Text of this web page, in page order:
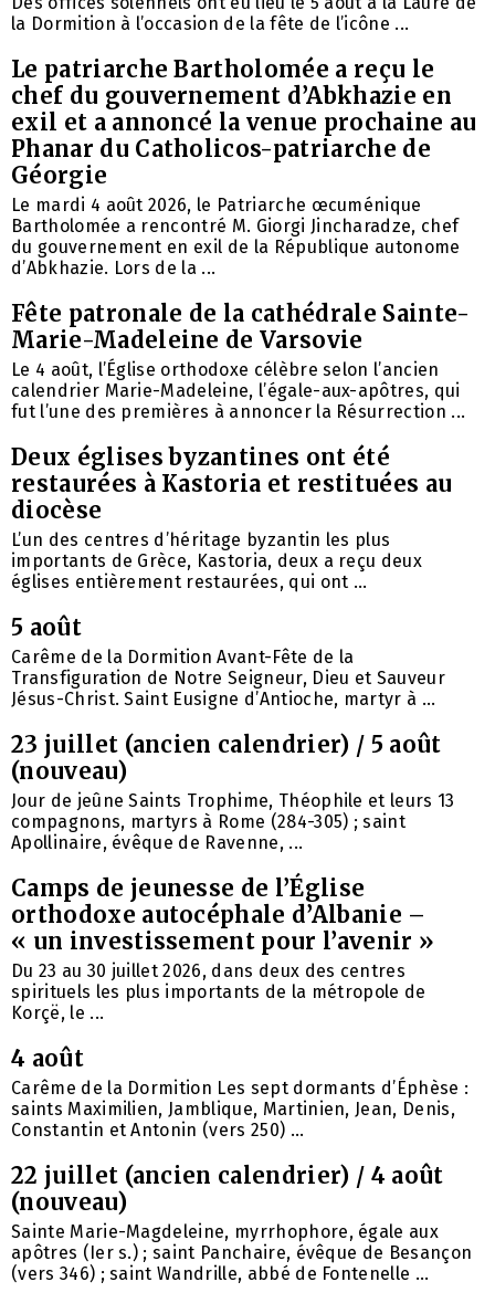
la Dormition à l’occasion de la fête de l’icône ...
Le patriarche Bartholomée a reçu le
chef du gouvernement d’Abkhazie en
exil et a annoncé la venue prochaine au
Phanar du Catholicos-patriarche de
Géorgie
Le mardi 4 août 2026, le Patriarche œcuménique
Bartholomée a rencontré M. Giorgi Jincharadze, chef
du gouvernement en exil de la République autonome
d’Abkhazie. Lors de la ...
Fête patronale de la cathédrale Sainte-
Marie-Madeleine de Varsovie
Le 4 août, l’Église orthodoxe célèbre selon l’ancien
calendrier Marie-Madeleine, l’égale-aux-apôtres, qui
fut l’une des premières à annoncer la Résurrection ...
Deux églises byzantines ont été
restaurées à Kastoria et restituées au
diocèse
L’un des centres d’héritage byzantin les plus
importants de Grèce, Kastoria, deux a reçu deux
églises entièrement restaurées, qui ont ...
5 août
Carême de la Dormition Avant-Fête de la
Transfiguration de Notre Seigneur, Dieu et Sauveur
Jésus-Christ. Saint Eusigne d’Antioche, martyr à ...
23 juillet (ancien calendrier) / 5 août
(nouveau)
Jour de jeûne Saints Trophime, Théophile et leurs 13
compagnons, martyrs à Rome (284-305) ; saint
Apollinaire, évêque de Ravenne, ...
Camps de jeunesse de l’Église
orthodoxe autocéphale d’Albanie –
« un investissement pour l’avenir »
Du 23 au 30 juillet 2026, dans deux des centres
spirituels les plus importants de la métropole de
Korçë, le ...
4 août
Carême de la Dormition Les sept dormants d’Éphèse :
saints Maximilien, Jamblique, Martinien, Jean, Denis,
Constantin et Antonin (vers 250) ...
22 juillet (ancien calendrier) / 4 août
(nouveau)
Sainte Marie-Magdeleine, myrrhophore, égale aux
apôtres (Ier s.) ; saint Panchaire, évêque de Besançon
(vers 346) ; saint Wandrille, abbé de Fontenelle ...